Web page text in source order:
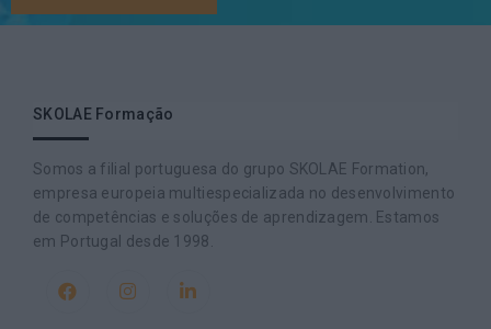
SKOLAE Formação
Somos a filial portuguesa do grupo SKOLAE Formation,
empresa europeia multiespecializada no desenvolvimento
de competências e soluções de aprendizagem. Estamos
em Portugal desde 1998.